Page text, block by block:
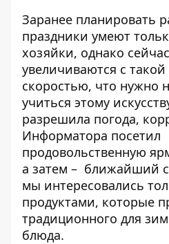
Заранее планировать
праздники умеют
хозяйки, однако
увеличиваются с
скоростью, что нужно
учиться этому
разрешила погода,
Информатора посетил
продовольственную
а затем – ближайший
мы интересовались
продуктами, которые
традиционного для
блюда.